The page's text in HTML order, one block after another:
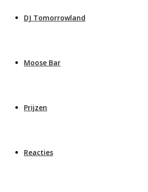
DJ Tomorrowland
Moose Bar
Prijzen
Reacties